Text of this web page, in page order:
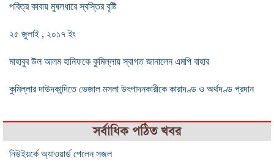
পবিত্র কাবায় মুষলধারে স্বস্তির বৃষ্টি
২৫ জুলাই , ২০১৭ ইং
মাহাবুব উল আলম হানিফকে কুমিল্লায় স্বাগত জানালেন এমপি বাহার
কুমিল্লার দাউদকান্দিতে ভেজাল মসলা উৎপাদনকারীকে কারাদণ্ড ও অর্থদণ্ড প্রদান
সর্বাধিক পঠিত খবর
নিউইয়র্কে অ্যাওয়ার্ড পেলেন সজল